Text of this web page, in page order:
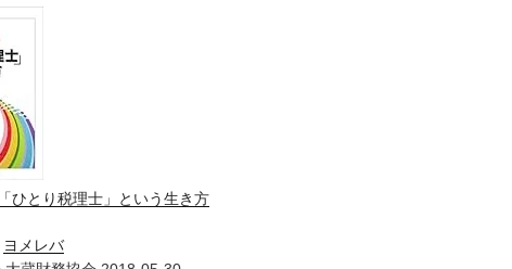
ひとり税理士」という生き方
ヨメレバ